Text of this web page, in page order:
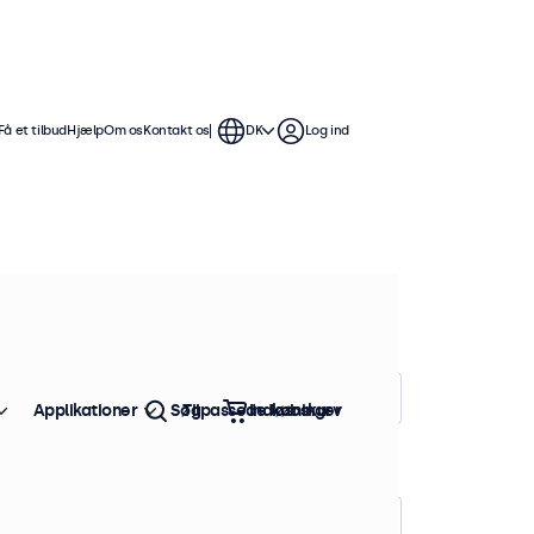
er kompatible med standard
loft- og vægbeslag.
Sorter efter:
et tilbudHjælpOm osKontakt os DK Log ind
Applikationer Tilpassede løsninger
Søg Indkøbskurv